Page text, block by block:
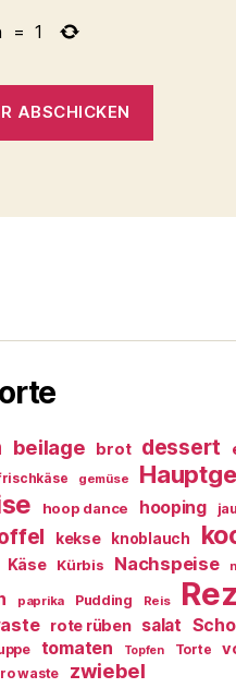
= 1
beilage brot dessert
gemüse
hoop dance hooping
kekse knoblauch
Käse Kürbis Nachspeise
paprika Pudding Reis
rote rüben salat
tomaten Topfen Torte
waste zwiebel